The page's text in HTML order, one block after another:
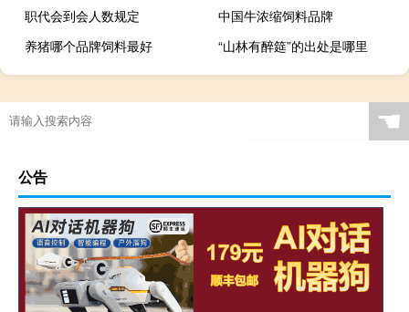
职代会到会人数规定
中国牛浓缩饲料品牌
养猪哪个品牌饲料最好
“山林有醉筵”的出处是哪里
☚
公告